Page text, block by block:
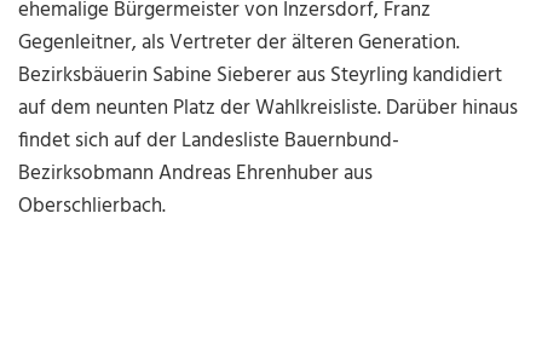
ehemalige Bürgermeister von Inzersdorf, Franz
Gegenleitner, als Vertreter der älteren Generation.
Bezirksbäuerin Sabine Sieberer aus Steyrling kandidiert
auf dem neunten Platz der Wahlkreisliste. Darüber hinaus
findet sich auf der Landesliste Bauernbund-
Bezirksobmann Andreas Ehrenhuber aus
Oberschlierbach.